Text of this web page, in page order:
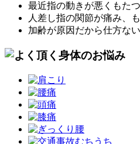
最近指の動きが悪くもたつ
人差し指の関節が痛み、
加齢が原因だから仕方な